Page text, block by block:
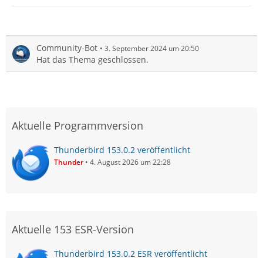
Community-Bot 3. September 2024 um 20:50
Hat das Thema geschlossen.
Aktuelle Programmversion
Thunderbird 153.0.2 veröffentlicht
Thunder 4. August 2026 um 22:28
Aktuelle 153 ESR-Version
Thunderbird 153.0.2 ESR veröffentlicht